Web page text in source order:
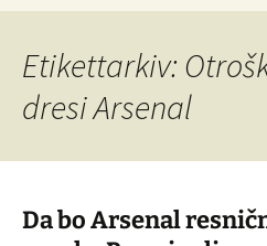
Etikettarkiv:
dresi Arsenal
Da bo Arsenal